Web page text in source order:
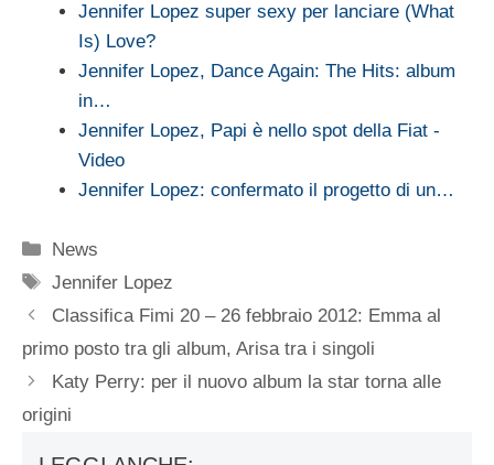
Jennifer Lopez super sexy per lanciare (What
Is) Love?
Jennifer Lopez, Dance Again: The Hits: album
in…
Jennifer Lopez, Papi è nello spot della Fiat -
Video
Jennifer Lopez: confermato il progetto di un…
Categorie
News
Tag
Jennifer Lopez
Classifica Fimi 20 – 26 febbraio 2012: Emma al
primo posto tra gli album, Arisa tra i singoli
Katy Perry: per il nuovo album la star torna alle
origini